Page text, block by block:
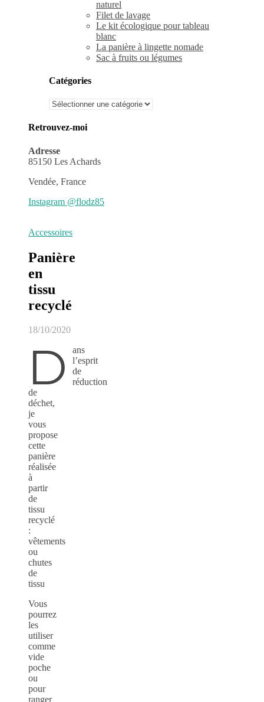
naturel
Filet de lavage
Le kit écologique pour tableau
blanc
La panière à lingette nomade
Sac à fruits ou légumes
Catégories
Catégories
Retrouvez-moi
Adresse
85150 Les Achards
Vendée, France
Instagram @flodz85
Accessoires
Panière
en
tissu
recyclé
18/10/2020
D
ans
l’esprit
de
réduction
de
déchet,
je
vous
propose
cette
panière
réalisée
à
partir
de
tissu
recyclé
:
vêtements
ou
chutes
de
tissu
Vous
pourrez
les
utiliser
comme
vide
poche
ou
pour
ranger